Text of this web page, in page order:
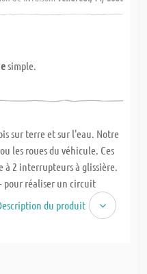
simple.
sur terre et sur l'eau. Notre
les roues du véhicule. Ces
à 2 interrupteurs à glissière.
pour réaliser un circuit
véhicule amphibie.
extrudé ainsi que
du produit